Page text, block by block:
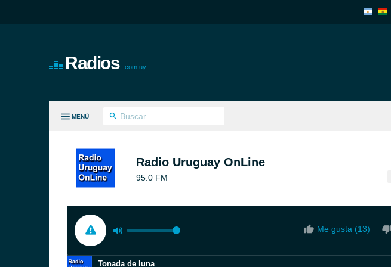
Radios .com.uy
MENÚ
Radio Uruguay OnLine
95.0 FM
Me gusta (13)
Tonada de luna